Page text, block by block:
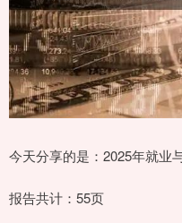
今天分享的是：2025年就业
报告共计：55页